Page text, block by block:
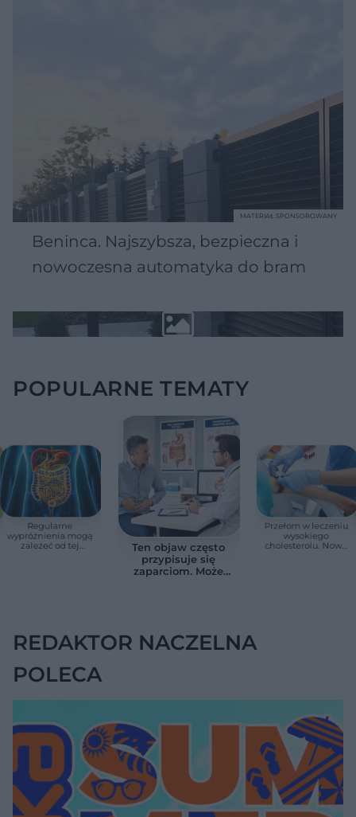
Beninca. Najszybsza, bezpieczna i
nowoczesna automatyka do bram
MATERIAŁ SPONSOROWANY
POPULARNE TEMATY
Regularne
wypróżnienia mogą
zależeć od tej
Ten objaw często
przypisuje się
zaparciom. Może
Przełom w leczeniu
wysokiego
cholesterolu. Nowa
REDAKTOR NACZELNA
POLECA